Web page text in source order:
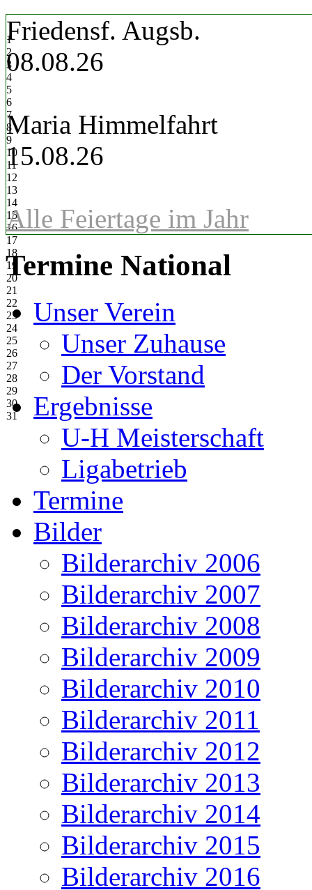
1
2
3
4
5
6
7
8
9
10
11
12
13
14
15
16
17
18
19
20
21
22
23
24
25
26
27
28
29
30
31
Friedensf. Augsb.
08.08.26
Maria Himmelfahrt
15.08.26
Alle Feiertage im Jahr
Termine National
Unser Verein
Unser Zuhause
Der Vorstand
Ergebnisse
U-H Meisterschaft
Ligabetrieb
Termine
Bilder
Bilderarchiv 2006
Bilderarchiv 2007
Bilderarchiv 2008
Bilderarchiv 2009
Bilderarchiv 2010
Bilderarchiv 2011
Bilderarchiv 2012
Bilderarchiv 2013
Bilderarchiv 2014
Bilderarchiv 2015
Bilderarchiv 2016